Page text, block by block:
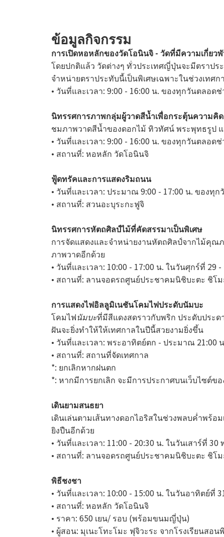
ข้อมูลกิจกรรม
การเปิดหอหลักของวัดโอนินจิ - วัดที่มีความเกี่ยว
โดยปกติแล้ว วัดต่างๆ ทั่วประเทศญี่ปุ่นจะมีตราป
จำหน่ายตราประทับนี้เป็นพิเศษเฉพาะในช่วงเทศ
• วันที่และเวลา: 9:00 - 16:00 น. ของทุกวันตลอดช่
นิทรรศการภาพกลุ่มผู้วาดสีน้ำเพื่อกระตุ้นความคิด
ชมภาพวาดสีน้ำของดอกไม้ ทิวทัศน์ พระพุทธรูป
• วันที่และเวลา: 9:00 - 16:00 น. ของทุกวันตลอดช่
• สถานที่: หอหลัก วัดโอนินจิ
ฟู้ดทรัคและการแสดงริมถนน
• วันที่และเวลา: ประมาณ 9:00 - 17:00 น. ของทุ
• สถานที่: สวนอะบุระกะฟูจิ
นิทรรศการหัตถศิลป์ไม้ที่คัดสรรมาเป็นพิเศษ
การจัดแสดงและจำหน่ายงานหัตถศิลป์จากไม้คุณ
ภาพวาดอีกด้วย
• วันที่และเวลา: 10:00 - 17:00 น. ในวันศุกร์ที่ 29
• สถานที่: ลานจอดรถศูนย์ประชาคมนิชิบะตะ ชิโม
การแสดงไฟอิลลูมิเนชันโคมไฟประดับนัมบะ
โคมไฟนัมบะที่มีสีแดงสดราวกับพริก ประดับประด
ฝันจะยิ่งทำให้ให้เทศกาลในปีนี้สวยงามยิ่งขึ้น
• วันที่และเวลา: พระอาทิตย์ตก - ประมาณ 21:00
• สถานที่: สถานที่จัดเทศกาล
*: ยกเลิกหากฝนตก
*: หากมีการยกเลิก จะมีการประกาศบนเว็บไซต์
เดินยามสนธยา
เดินเล่นตามเส้นทางดอกไอริสในช่วงพลบค่ำพร้อ
ยิงปืนอีกด้วย
• วันที่และเวลา: 11:00 - 20:30 น. ในวันเสาร์ที่ 30
• สถานที่: ลานจอดรถศูนย์ประชาคมนิชิบะตะ ชิโ
พิธีชงชา
• วันที่และเวลา: 10:00 - 15:00 น. ในวันอาทิตย์ที่
• สถานที่: หอหลัก วัดโอนินจิ
• ราคา: 650 เยน/ รอบ (พร้อมขนมญี่ปุ่น)
• ผู้สอน: มุเนะโทะโมะ ฟุจิวะระ จากโรงเรียนสอน